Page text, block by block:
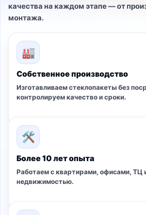
качества на каждом этапе — от
монтажа.
🏭
Собственное производство
Изготавливаем стеклопакеты без
контролируем качество и сроки.
🛠
Более 10 лет опыта
Работаем с квартирами, офисами, ТЦ
недвижимостью.